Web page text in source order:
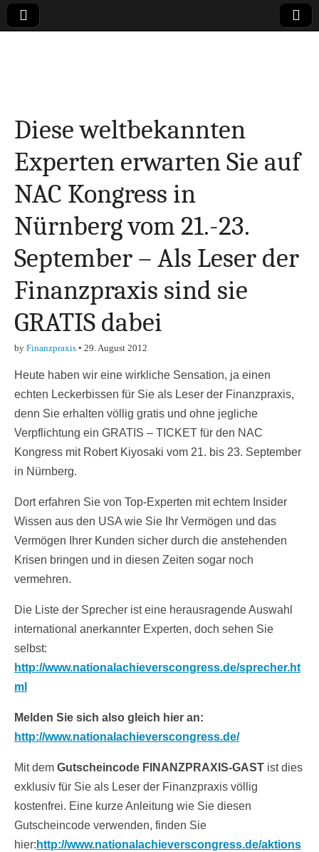
Finanzen,
Marketing-, Vertrieb-
& Investment-Tipps
Diese weltbekannten
Experten erwarten Sie auf
NAC Kongress in
Nürnberg vom 21.-23.
September – Als Leser der
Finanzpraxis sind sie
GRATIS dabei
by Finanzpraxis • 29. August 2012
Heute haben wir eine wirkliche Sensation, ja einen
echten Leckerbissen für Sie als Leser der Finanzpraxis,
denn Sie erhalten völlig gratis und ohne jegliche
Verpflichtung ein GRATIS – TICKET für den NAC
Kongress mit Robert Kiyosaki vom 21. bis 23. September
in Nürnberg.
Dort erfahren Sie von Top-Experten mit echtem Insider
Wissen aus den USA wie Sie Ihr Vermögen und das
Vermögen Ihrer Kunden sicher durch die anstehenden
Krisen bringen und in diesen Zeiten sogar noch
vermehren.
Die Liste der Sprecher ist eine herausragende Auswahl
international anerkannter Experten, doch sehen Sie
selbst:
http://www.nationalachieverscongress.de/sprecher.ht
ml
Melden Sie sich also gleich hier an:
http://www.nationalachieverscongress.de/
Mit dem Gutscheincode FINANZPRAXIS-GAST ist dies
exklusiv für Sie als Leser der Finanzpraxis völlig
kostenfrei. Eine kurze Anleitung wie Sie diesen
Gutscheincode verwenden, finden Sie
hier: http://www.nationalachieverscongress.de/aktions